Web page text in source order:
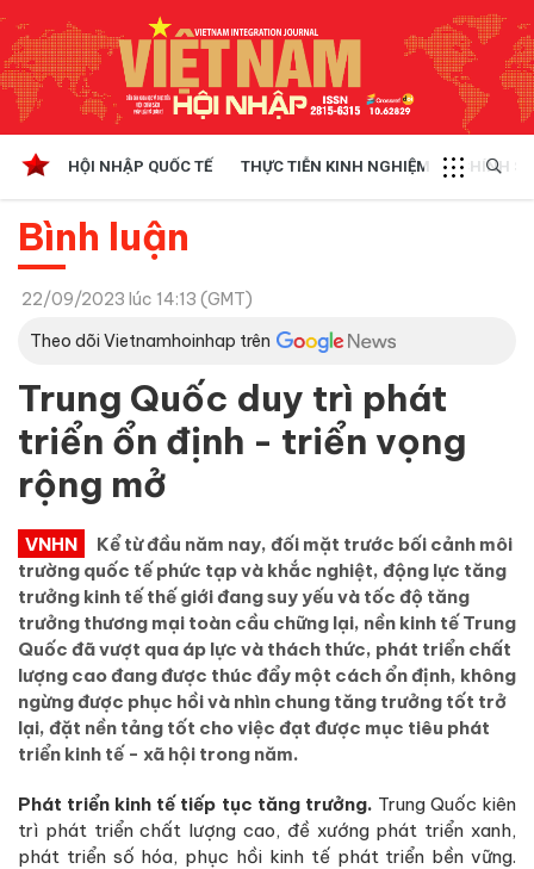
HỘI NHẬP QUỐC TẾ THỰC TIỄN KINH NGHIỆM CHÍNH
Bình luận
22/09/2023 lúc 14:13 (GMT)
Theo dõi Vietnamhoinhap trên
Trung Quốc duy trì phát
triển ổn định - triển vọng
rộng mở
VNHN
Kể từ đầu năm nay, đối mặt trước bối cảnh môi
trường quốc tế phức tạp và khắc nghiệt, động lực tăng
trưởng kinh tế thế giới đang suy yếu và tốc độ tăng
trưởng thương mại toàn cầu chững lại, nền kinh tế Trung
Quốc đã vượt qua áp lực và thách thức, phát triển chất
lượng cao đang được thúc đẩy một cách ổn định, không
ngừng được phục hồi và nhìn chung tăng trưởng tốt trở
lại, đặt nền tảng tốt cho việc đạt được mục tiêu phát
triển kinh tế - xã hội trong năm.
Phát triển kinh tế tiếp tục tăng trưởng. Trung Quốc kiên
trì phát triển chất lượng cao, đề xướng phát triển xanh,
phát triển số hóa, phục hồi kinh tế phát triển bền vững.